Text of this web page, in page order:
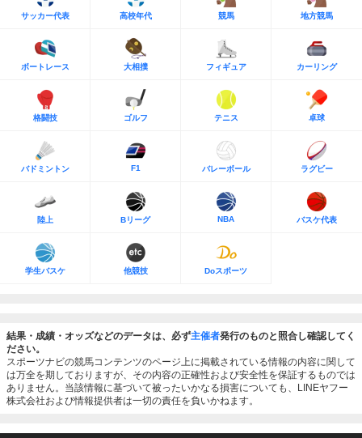
サッカー代表 高校年代 競馬 地方競馬
ボートレース 大相撲 フィギュア カーリング
格闘技 ゴルフ テニス 卓球
バドミントン F1 バレーボール ラグビー
陸上 Bリーグ NBA バスケ代表
学生バスケ 他競技 Doスポーツ
結果・成績・オッズなどのデータは、必ず主催者発行のものと照合し確認してく
ださい。
スポーツナビの競馬コンテンツのページ上に掲載されている情報の内容に関して
は万全を期しておりますが、その内容の正確性および安全性を保証するものでは
ありません。当該情報に基づいて被ったいかなる損害についても、LINEヤフー
株式会社および情報提供者は一切の責任を負いかねます。